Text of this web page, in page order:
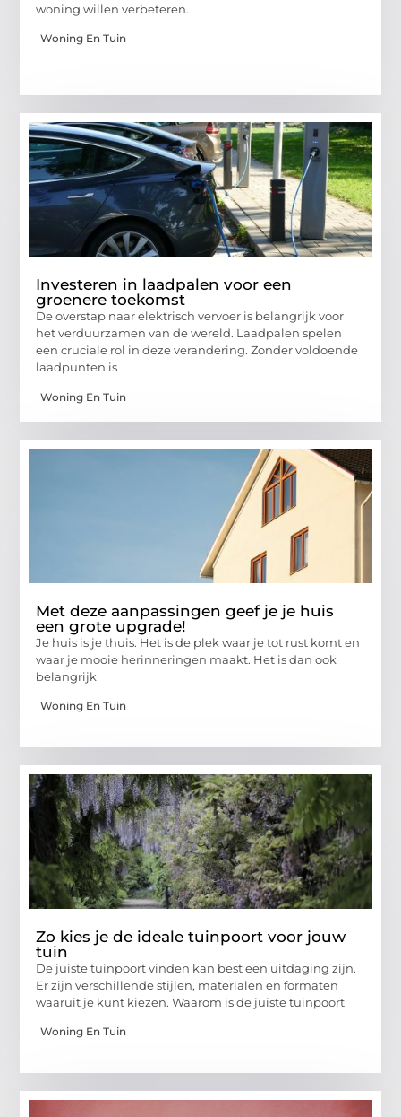
woning willen verbeteren.
Woning En Tuin
Investeren in laadpalen voor een
groenere toekomst
De overstap naar elektrisch vervoer is belangrijk voor
het verduurzamen van de wereld. Laadpalen spelen
een cruciale rol in deze verandering. Zonder voldoende
laadpunten is
Woning En Tuin
Met deze aanpassingen geef je je huis
een grote upgrade!
Je huis is je thuis. Het is de plek waar je tot rust komt en
waar je mooie herinneringen maakt. Het is dan ook
belangrijk
Woning En Tuin
Zo kies je de ideale tuinpoort voor jouw
tuin
De juiste tuinpoort vinden kan best een uitdaging zijn.
Er zijn verschillende stijlen, materialen en formaten
waaruit je kunt kiezen. Waarom is de juiste tuinpoort
Woning En Tuin